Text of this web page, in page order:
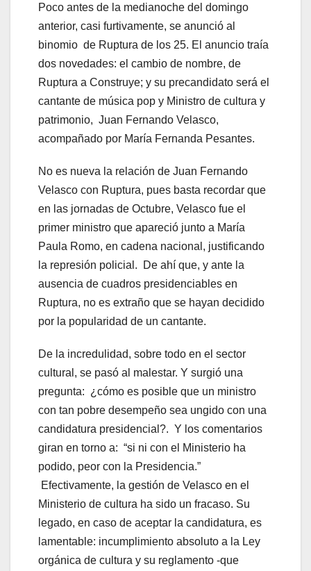
Poco antes de la medianoche del domingo
anterior, casi furtivamente, se anunció al
binomio de Ruptura de los 25. El anuncio traía
dos novedades: el cambio de nombre, de
Ruptura a Construye; y su precandidato será el
cantante de música pop y Ministro de cultura y
patrimonio, Juan Fernando Velasco,
acompañado por María Fernanda Pesantes.
No es nueva la relación de Juan Fernando
Velasco con Ruptura, pues basta recordar que
en las jornadas de Octubre, Velasco fue el
primer ministro que apareció junto a María
Paula Romo, en cadena nacional, justificando
la represión policial. De ahí que, y ante la
ausencia de cuadros presidenciables en
Ruptura, no es extraño que se hayan decidido
por la popularidad de un cantante.
De la incredulidad, sobre todo en el sector
cultural, se pasó al malestar. Y surgió una
pregunta: ¿cómo es posible que un ministro
con tan pobre desempeño sea ungido con una
candidatura presidencial?. Y los comentarios
giran en torno a: “si ni con el Ministerio ha
podido, peor con la Presidencia.”
Efectivamente, la gestión de Velasco en el
Ministerio de cultura ha sido un fracaso. Su
legado, en caso de aceptar la candidatura, es
lamentable: incumplimiento absoluto a la Ley
orgánica de cultura y su reglamento -que